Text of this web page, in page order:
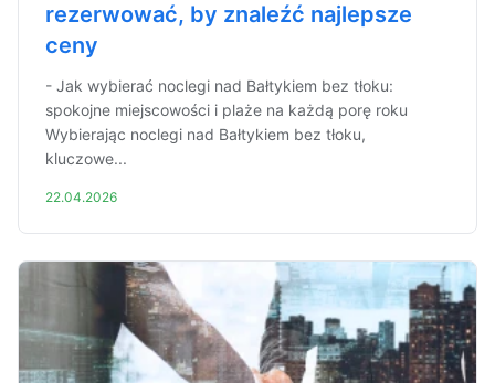
rezerwować, by znaleźć najlepsze
ceny
- Jak wybierać noclegi nad Bałtykiem bez tłoku:
spokojne miejscowości i plaże na każdą porę roku
Wybierając noclegi nad Bałtykiem bez tłoku,
kluczowe...
22.04.2026